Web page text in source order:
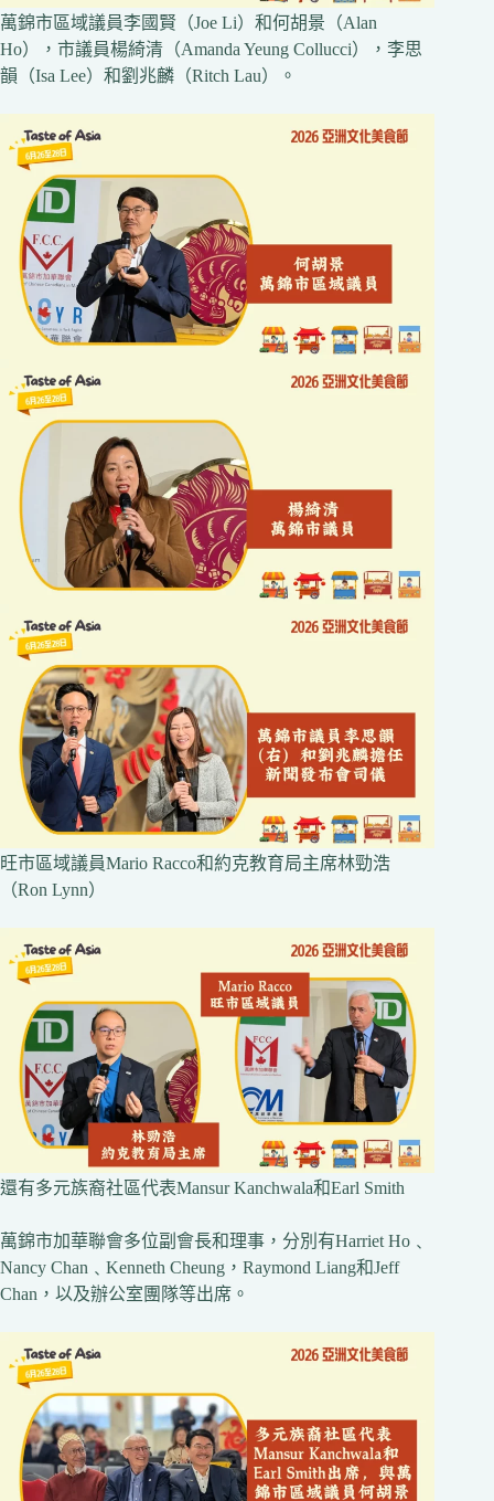
萬錦市區域議員李國賢（Joe Li）和何胡景（Alan
Ho），市議員楊綺清（Amanda Yeung Collucci），李思
韻（Isa Lee）和劉兆麟（Ritch Lau）。
旺市區域議員Mario Racco和約克教育局主席林勁浩
（Ron Lynn）
還有多元族裔社區代表Mansur Kanchwala和Earl Smith
萬錦市加華聯會多位副會長和理事，分別有Harriet Ho﹑
Nancy Chan﹑Kenneth Cheung，Raymond Liang和Jeff
Chan，以及辦公室團隊等出席。